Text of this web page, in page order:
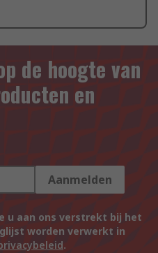
de hoogte van
en
Aanmelden
u aan ons verstrekt bij het
worden verwerkt in
.